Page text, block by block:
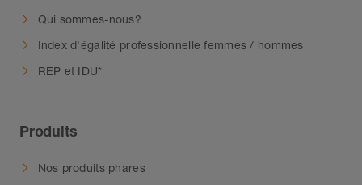
Qui sommes-nous?
Index d'égalité professionnelle femmes / hommes
REP et IDU*
Produits
Nos produits phares